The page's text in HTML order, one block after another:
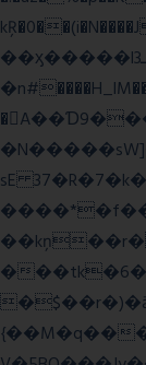
��ӽ�����l3ܝ(zF�Be�>7D��)!
sE
�
{��M�q��